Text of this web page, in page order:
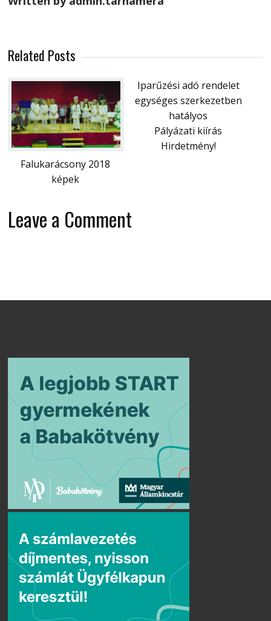
Related Posts
Falukarácsony 2018
képek
Iparűzési adó rendelet
egységes szerkezetben
hatályos
Pályázati kiírás
Hirdetmény!
Leave a Comment